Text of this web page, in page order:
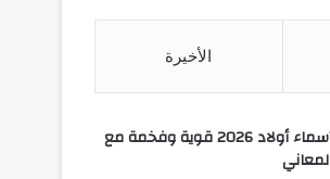
الأخيرة
أسماء أولاد 2026 قوية وفخمة مع